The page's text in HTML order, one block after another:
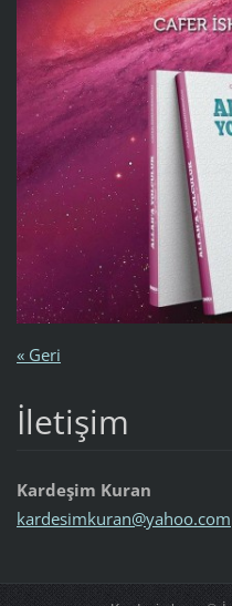
« Geri
İletişim
Kardeşim Kuran
kardesimkuran@yahoo.com